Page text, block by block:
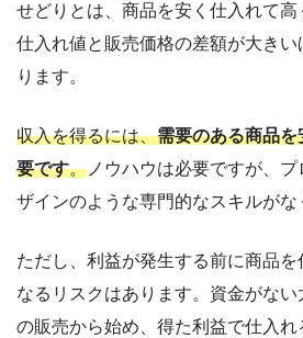
せどりとは、商品を安く仕入れて高
仕入れ値と販売価格の差額が大き
ります。
収入を得るには、需要のある商品
要です。 ノウハウは必要ですが、
ザインのような専門的なスキルがな
ただし、利益が発生する前に商品
なるリスクはあります。資金がな
の販売から始め、得た利益で仕入れ